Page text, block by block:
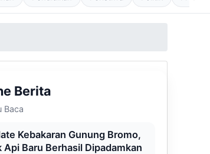
Berita
Baca
Kebakaran Gunung Bromo,
Api Baru Berhasil Dipadamkan